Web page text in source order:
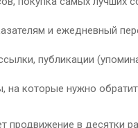
и ежедневный
публикации
на которые нужно
продвижение в десятки